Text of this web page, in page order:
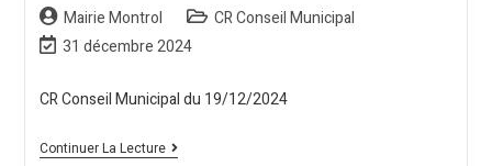
Mairie Montrol
CR Conseil Municipal
31 décembre 2024
CR Conseil Municipal du 19/12/2024
Continuer La Lecture